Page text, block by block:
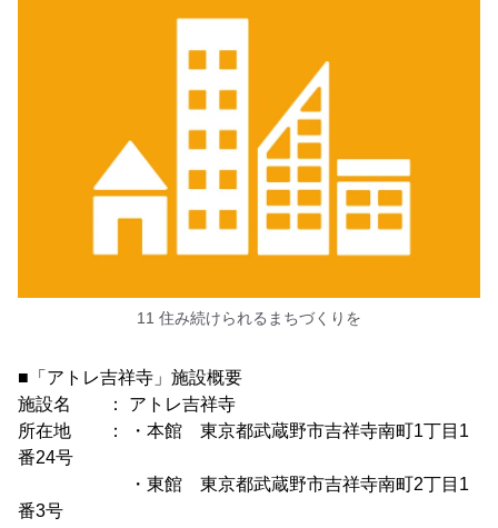
11 住み続けられるまちづくりを
■「アトレ吉祥寺」施設概要
施設名 ： アトレ吉祥寺
所在地 ： ・本館 東京都武蔵野市吉祥寺南町1丁目1
番24号
・東館 東京都武蔵野市吉祥寺南町2丁目1
番3号